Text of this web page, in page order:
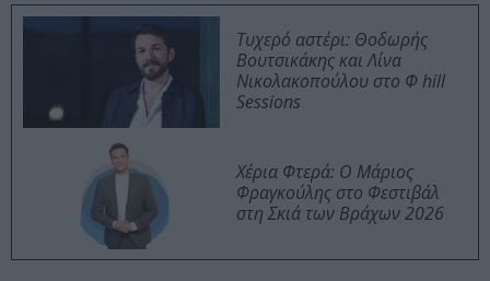
Τυχερό αστέρι: Θοδωρής
Βουτσικάκης και Λίνα
Νικολακοπούλου στο Φ hill
Sessions
Χέρια Φτερά: Ο Μάριος
Φραγκούλης στο Φεστιβάλ
στη Σκιά των Βράχων 2026